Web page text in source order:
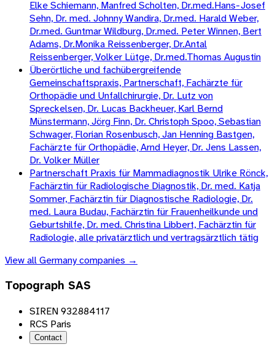
Elke Schiemann, Manfred Scholten, Dr.med.Hans-Josef
Sehn, Dr. med. Johnny Wandira, Dr.med. Harald Weber,
Dr.med. Guntmar Wildburg, Dr.med. Peter Winnen, Bert
Adams, Dr.Monika Reissenberger, Dr.Antal
Reissenberger, Volker Lütge, Dr.med.Thomas Augustin
Überörtliche und fachübergreifende
Gemeinschaftspraxis, Partnerschaft, Fachärzte für
Orthopädie und Unfallchirurgie, Dr. Lutz von
Spreckelsen, Dr. Lucas Backheuer, Karl Bernd
Münstermann, Jörg Finn, Dr. Christoph Spoo, Sebastian
Schwager, Florian Rosenbusch, Jan Henning Bastgen,
Fachärzte für Orthopädie, Arnd Heyer, Dr. Jens Lassen,
Dr. Volker Müller
Partnerschaft Praxis für Mammadiagnostik Ulrike Rönck,
Fachärztin für Radiologische Diagnostik, Dr. med. Katja
Sommer, Fachärztin für Diagnostische Radiologie, Dr.
med. Laura Budau, Fachärztin für Frauenheilkunde und
Geburtshilfe, Dr. med. Christina Libbert, Fachärztin für
Radiologie, alle privatärztlich und vertragsärztlich tätig
View allGermanycompanies →
Topograph SAS
SIREN 932884117
RCS Paris
Contact